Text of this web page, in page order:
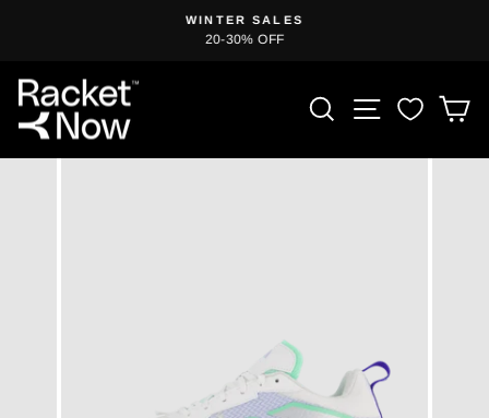
Diashow
WINTER SALES
20-30% OFF
PRODUKT